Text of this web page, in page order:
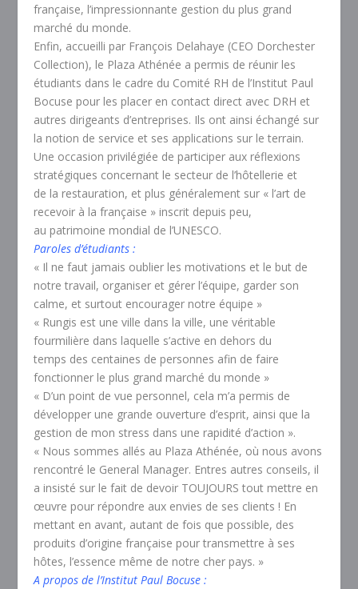
française, l’impressionnante gestion du plus grand
marché du monde.
Enfin, accueilli par François Delahaye (CEO Dorchester
Collection), le Plaza Athénée a permis de réunir les
étudiants dans le cadre du Comité RH de l’Institut Paul
Bocuse pour les placer en contact direct avec DRH et
autres dirigeants d’entreprises. Ils ont ainsi échangé sur
la notion de service et ses applications sur le terrain.
Une occasion privilégiée de participer aux réflexions
stratégiques concernant le secteur de l’hôtellerie et
de la restauration, et plus généralement sur « l’art de
recevoir à la française » inscrit depuis peu,
au patrimoine mondial de l’UNESCO.
Paroles d’étudiants :
« Il ne faut jamais oublier les motivations et le but de
notre travail, organiser et gérer l’équipe, garder son
calme, et surtout encourager notre équipe »
« Rungis est une ville dans la ville, une véritable
fourmilière dans laquelle s’active en dehors du
temps des centaines de personnes afin de faire
fonctionner le plus grand marché du monde »
« D’un point de vue personnel, cela m’a permis de
développer une grande ouverture d’esprit, ainsi que la
gestion de mon stress dans une rapidité d’action ».
« Nous sommes allés au Plaza Athénée, où nous avons
rencontré le General Manager. Entres autres conseils, il
a insisté sur le fait de devoir TOUJOURS tout mettre en
œuvre pour répondre aux envies de ses clients ! En
mettant en avant, autant de fois que possible, des
produits d’origine française pour transmettre à ses
hôtes, l’essence même de notre cher pays. »
A propos de l’Institut Paul Bocuse :